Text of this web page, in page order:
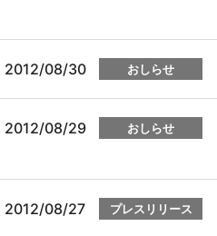
2012/08/30 おしらせ
2012/08/29 おしらせ
2012/08/27 プレスリリース